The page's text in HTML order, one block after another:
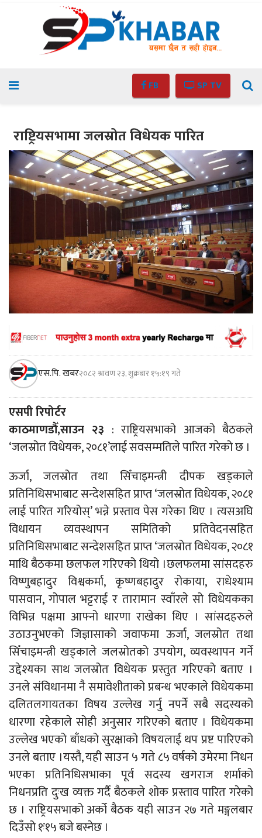
FB SP TV
राष्ट्रियसभामा जलस्रोत विधेयक पारित
एस.पि. खबर२०८२ श्रावण २३, शुक्रबार १५:१९ गते
एसपी रिपोर्टर
काठमाणडौँ,साउन २३ : राष्ट्रियसभाको आजको बैठकले
‘जलस्रोत विधेयक, २०८१’लाई सवसम्मतिले पारित गरेको छ ।
ऊर्जा, जलस्रोत तथा सिँचाइमन्त्री दीपक खड्काले
प्रतिनिधिसभाबाट सन्देशसहित प्राप्त ‘जलस्रोत विधेयक, २०८१
लाई पारित गरियोस्’ भन्ने प्रस्ताव पेस गरेका थिए । त्यसअघि
विधायन व्यवस्थापन समितिको प्रतिवेदनसहित
प्रतिनिधिसभाबाट सन्देशसहित प्राप्त ‘जलस्रोत विधेयक, २०८१
माथि बैठकमा छलफल गरिएको थियो ।छलफलमा सांसदहरु
विष्णुबहादुर विश्वकर्मा, कृष्णबहादुर रोकाया, राधेश्याम
पासवान, गोपाल भट्टराई र तारामान स्वाँरले सो विधेयकका
विभिन्न पक्षमा आफ्नो धारणा राखेका थिए । सांसदहरुले
उठाउनुभएको जिज्ञासाको जवाफमा ऊर्जा, जलस्रोत तथा
सिँचाइमन्त्री खड्काले जलस्रोतको उपयोग, व्यवस्थापन गर्ने
उद्देश्यका साथ जलस्रोत विधेयक प्रस्तुत गरिएको बताए ।
उनले संविधानमा नै समावेशीताको प्रबन्ध भएकाले विधेयकमा
दलितलगायतका विषय उल्लेख गर्नु नपर्ने सबै सदस्यको
धारणा रहेकाले सोही अनुसार गरिएको बताए । विधेयकमा
उल्लेख भएको बाँधको सुरक्षाको विषयलाई थप प्रष्ट पारिएको
उनले बताए ।यस्तै, यही साउन ५ गते ८५ वर्षको उमेरमा निधन
भएका प्रतिनिधिसभाका पूर्व सदस्य खगराज शर्माको
निधनप्रति दुःख व्यक्त गर्दै बैठकले शोक प्रस्ताव पारित गरेको
छ । राष्ट्रियसभाको अर्को बैठक यही साउन २७ गते मङ्गलबार
दिउँसो १ः१५ बजे बस्नेछ ।